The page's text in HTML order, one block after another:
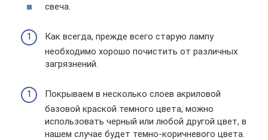
свеча.
Как всегда, прежде всего старую лампу
необходимо хорошо почистить от различных
загрязнений.
Покрываем в несколько слоев акриловой
базовой краской темного цвета, можно
использовать черный или любой другой цвет, в
нашем случае будет темно-коричневого цвета.